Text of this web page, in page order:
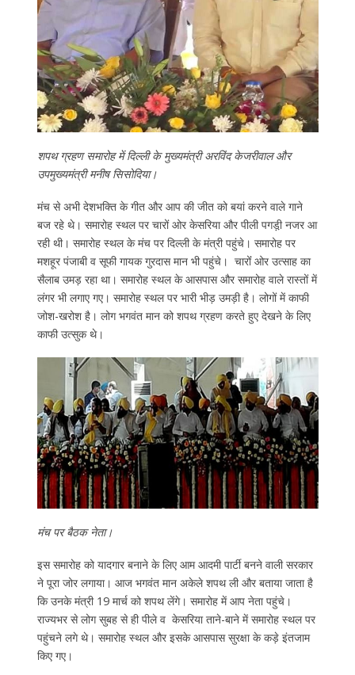
शपथ ग्रहण समारोह में दिल्‍ली के मुख्‍यमंत्री अरविंद केजरीवाल और
उपमुख्‍यमंत्री मनीष सिसोदिया।
मंच से अभी देशभक्ति के गीत और आप की जीत को बयां करने वाले गाने
बज रहे थे। समारोह स्‍थल पर चारों ओर केसरिया और पीली पगड़ी़ नजर आ
रही थी। समारोह स्‍थल के मंच पर दिल्‍ली के मंत्री पहुंचे। समारोह पर
मशहूर पंजाबी व सूफी गायक गुरदास मान भी पहुंचे। चारोंं ओर उत्‍साह का
सैलाब उमड़ रहा था। समारोह स्‍थल के आसपास और समारोह वाले रास्‍तों में
लंगर भी लगाए गए। समारोह स्‍थल पर भारी भीड़ उमड़ी है। लोगों में काफी
जोश-खरोश है। लोग भगवंत मान को शपथ ग्रहण करते हुए देखने के लिए
काफी उत्‍सुक थे।
मंच पर बैठक नेता।
इस समारोह को यादगार बनाने के लिए आम आदमी पार्टी बनने वाली सरकार
ने पूरा जोर लगाया। आज भगवंत मान अकेले शपथ ली और बताया जाता है
कि उनके मंत्री 19 मार्च को शपथ लेंगे। समारोह में आप नेता पहुंचे।
राज्‍यभर से लोग सुबह से ही पीले व केसरिया ताने-बाने में समारोह स्‍थल पर
पहुंचने लगे थे। समारोह स्‍थल और इसके आसपास सुरक्षा के कड़े इंतजाम
किए गए।